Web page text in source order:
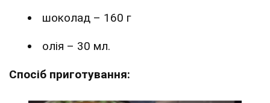
шоколад – 160 г
олія – 30 мл.
Спосіб приготування: